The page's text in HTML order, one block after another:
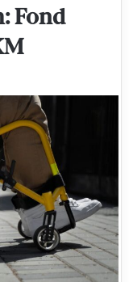
Fond